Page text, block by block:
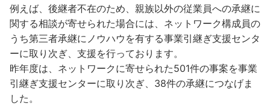
例えば、後継者不在のため、親族以外の従業員への承継に
関する相談が寄せられた場合には、ネットワーク構成員の
うち第三者承継にノウハウを有する事業引継ぎ支援センタ
ーに取り次ぎ、支援を行っております。
昨年度は、ネットワークに寄せられた501件の事案を事業
引継ぎ支援センターに取り次ぎ、38件の承継につなげま
した。